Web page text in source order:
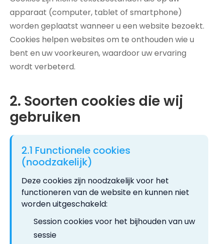
apparaat (computer, tablet of smartphone)
worden geplaatst wanneer u een website bezoekt.
Cookies helpen websites om te onthouden wie u
bent en uw voorkeuren, waardoor uw ervaring
wordt verbeterd.
2. Soorten cookies die wij
gebruiken
2.1 Functionele cookies
(noodzakelijk)
Deze cookies zijn noodzakelijk voor het
functioneren van de website en kunnen niet
worden uitgeschakeld:
Session cookies voor het bijhouden van uw
sessie